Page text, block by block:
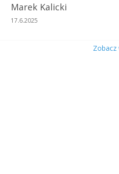
Marek Kalicki
Ocena sklepu to 5 na 5 gwiazdek.
17.6.2025
Zobacz